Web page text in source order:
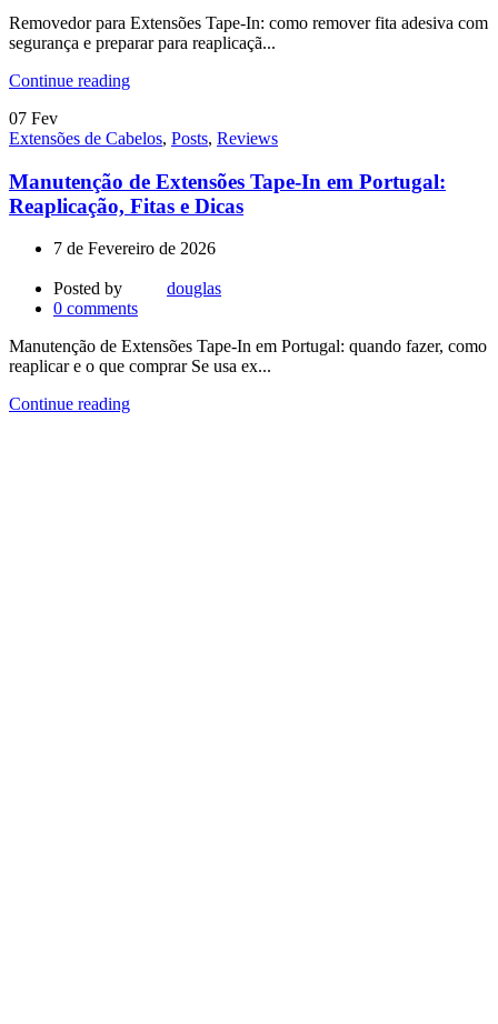
Removedor para Extensões Tape-In: como remover fita adesiva com
segurança e preparar para reaplicaçã...
Continue reading
07 Fev
Extensões de Cabelos, Posts, Reviews
Manutenção de Extensões Tape-In em Portugal:
Reaplicação, Fitas e Dicas
7 de Fevereiro de 2026
Posted by
douglas
0 comments
Manutenção de Extensões Tape-In em Portugal: quando fazer, como
reaplicar e o que comprar Se usa ex...
Continue reading